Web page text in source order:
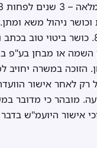
טובים. 7. ידיעת השפה העברית ואנגלית ברמה
או מבחן בע"פ
הגבוה במבחן. הזוכה
לאחר אישור
משרה תיקנית קבועה.
אישור היועמ"ש